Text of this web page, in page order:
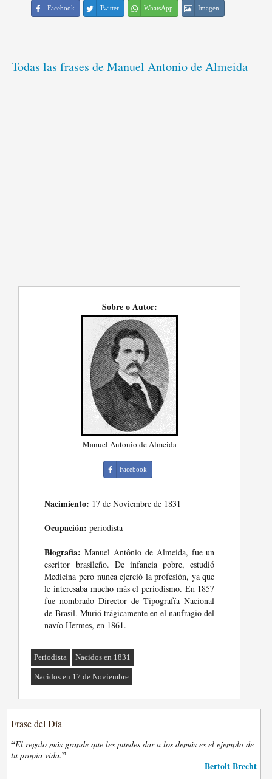
Facebook Twitter WhatsApp Imagen
Todas las frases de Manuel Antonio de Almeida
Sobre o Autor:
Manuel Antonio de Almeida
Facebook
Nacimiento: 17 de Noviembre de 1831
Ocupación: periodista
Biografia: Manuel Antônio de Almeida, fue un
escritor brasileño. De infancia pobre, estudió
Medicina pero nunca ejerció la profesión, ya que
le interesaba mucho más el periodismo. En 1857
fue nombrado Director de Tipografía Nacional
de Brasil. Murió trágicamente en el naufragio del
navío Hermes, en 1861.
Periodista Nacidos en 1831
Nacidos en 17 de Noviembre
Frase del Día
“El regalo más grande que les puedes dar a los demás es el ejemplo de
tu propia vida.”
— Bertolt Brecht